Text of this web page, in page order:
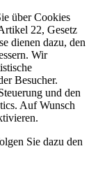
über Cookies
22, Gesetz
dienen dazu, den
Wir
Besucher.
und den
Auf Wunsch
Sie dazu den